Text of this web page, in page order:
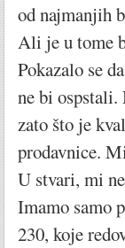
od najmanjih
Ali je u tome
Pokazalo se
ne bi ospstali.
zato što je
prodavnice.
U stvari, mi
Imamo samo
230, koje